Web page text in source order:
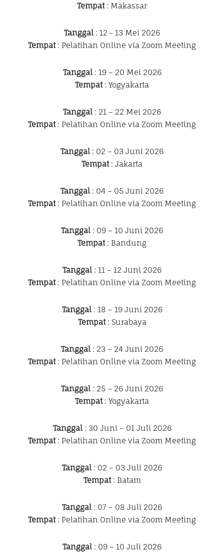
Tempat: Makassar
Tanggal : 12 - 13 Mei 2026
Tempat: Pelatihan Online via Zoom Meeting
Tanggal: 19 – 20 Mei 2026
Tempat: Yogyakarta
Tanggal : 21 – 22 Mei 2026
Tempat: Pelatihan Online via Zoom Meeting
Tanggal : 02 – 03 Juni 2026
Tempat: Jakarta
Tanggal : 04 – 05 Juni 2026
Tempat: Pelatihan Online via Zoom Meeting
Tanggal : 09 – 10 Juni 2026
Tempat: Bandung
Tanggal : 11 – 12 Juni 2026
Tempat: Pelatihan Online via Zoom Meeting
Tanggal: 18 – 19 Juni 2026
Tempat: Surabaya
Tanggal : 23 – 24 Juni 2026
Tempat: Pelatihan Online via Zoom Meeting
Tanggal : 25 – 26 Juni 2026
Tempat: Yogyakarta
Tanggal: 30 Juni – 01 Juli 2026
Tempat: Pelatihan Online via Zoom Meeting
Tanggal : 02 – 03 Juli 2026
Tempat: Batam
Tanggal : 07 – 08 Juli 2026
Tempat: Pelatihan Online via Zoom Meeting
Tanggal : 09 – 10 Juli 2026